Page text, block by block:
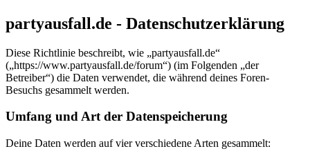
partyausfall.de - Datenschutzerklärung
Diese Richtlinie beschreibt, wie „partyausfall.de“
(„https://www.partyausfall.de/forum“) (im Folgenden „der
Betreiber“) die Daten verwendet, die während deines Foren-
Besuchs gesammelt werden.
Umfang und Art der Datenspeicherung
Deine Daten werden auf vier verschiedene Arten gesammelt: